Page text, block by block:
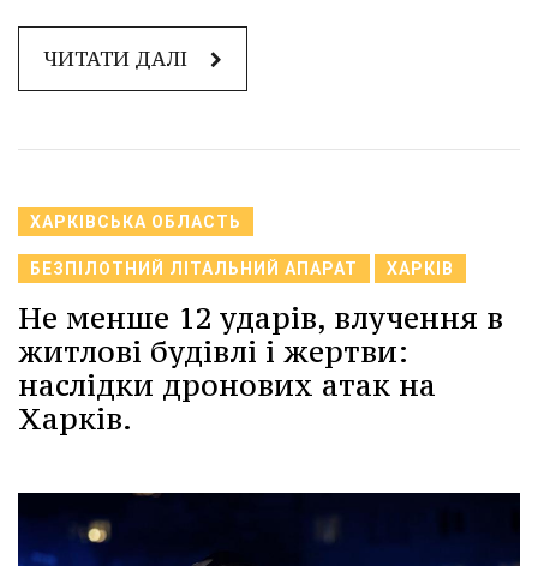
ЧИТАТИ ДАЛІ
ХАРКІВСЬКА ОБЛАСТЬ
БЕЗПІЛОТНИЙ ЛІТАЛЬНИЙ АПАРАТ ХАРКІВ
Не менше 12 ударів, влучення в
житлові будівлі і жертви:
наслідки дронових атак на
Харків.